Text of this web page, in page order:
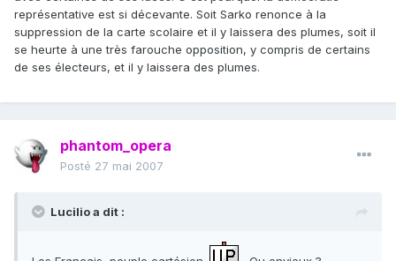
représentative est si décevante. Soit Sarko renonce à la
suppression de la carte scolaire et il y laissera des plumes, soit il
se heurte à une très farouche opposition, y compris de certains
de ses électeurs, et il y laissera des plumes.
phantom_opera
Posté 27 mai 2007
Lucilio a dit :